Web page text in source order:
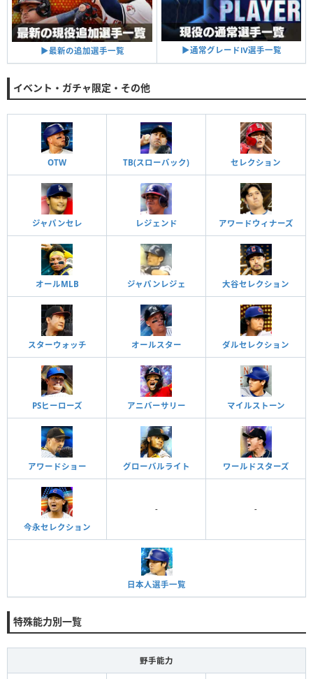
▶︎最新の追加選手一覧 ▶︎通常グレードⅣ選手一覧
イベント・ガチャ限定・その他
OTW TB(スローバック) セレクション
ジャパンセレ レジェンド アワードウィナーズ
オールMLB ジャパンレジェ 大谷セレクション
スターウォッチ オールスター ダルセレクション
PSヒーローズ アニバーサリー マイルストーン
アワードショー グローバルライト ワールドスターズ
今永セレクション
- -
日本人選手一覧
特殊能力別一覧
野手能力